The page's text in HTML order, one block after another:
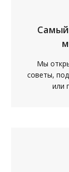
Мы
советы,
или